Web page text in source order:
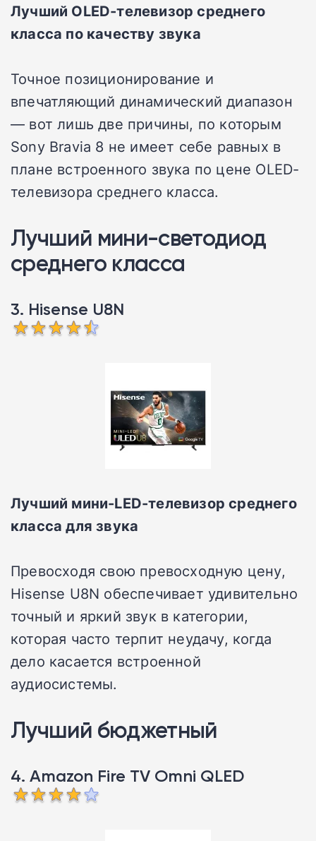
Лучший OLED-телевизор среднего
класса по качеству звука
Точное позиционирование и
впечатляющий динамический диапазон
— вот лишь две причины, по которым
Sony Bravia 8 не имеет себе равных в
плане встроенного звука по цене OLED-
телевизора среднего класса.
Лучший мини-светодиод
среднего класса
3. Hisense U8N
Лучший мини-LED-телевизор среднего
класса для звука
Превосходя свою превосходную цену,
Hisense U8N обеспечивает удивительно
точный и яркий звук в категории,
которая часто терпит неудачу, когда
дело касается встроенной
аудиосистемы.
Лучший бюджетный
4. Amazon Fire TV Omni QLED